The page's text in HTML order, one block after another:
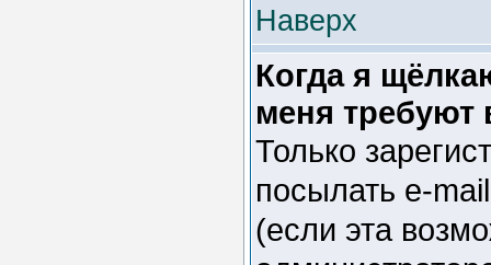
Наверх
Когда я
меня требуют
Только
посылать e-
(если эта